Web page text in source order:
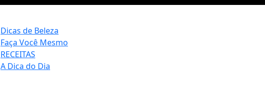
Dicas de Beleza
Faça Você Mesmo
RECEITAS
A Dica do Dia